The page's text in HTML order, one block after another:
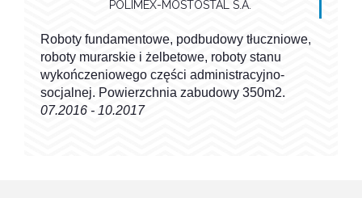
POLIMEX-MOSTOSTAL S.A.
Roboty fundamentowe, podbudowy tłuczniowe,
roboty murarskie i żelbetowe, roboty stanu
wykończeniowego części administracyjno-
socjalnej. Powierzchnia zabudowy 350m2.
07.2016 - 10.2017